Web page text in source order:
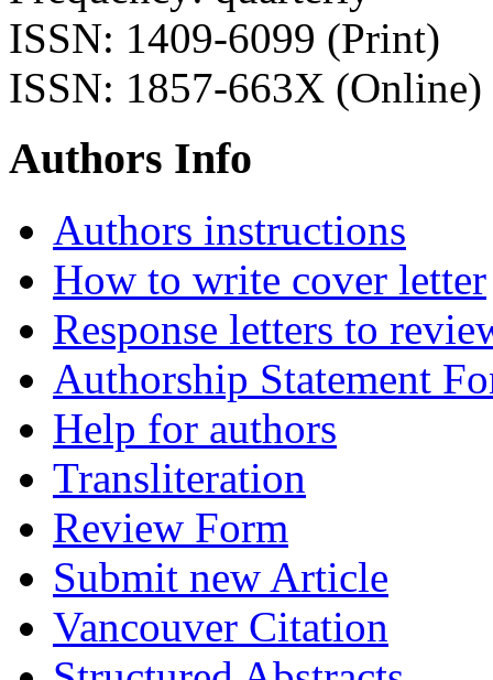
ISSN: 1409-6099 (Print)
ISSN: 1857-663X (Online)
Authors Info
Authors instructions
How to write cover letter
Response letters to
Authorship Statement
Help for authors
Transliteration
Review Form
Submit new Article
Vancouver Citation